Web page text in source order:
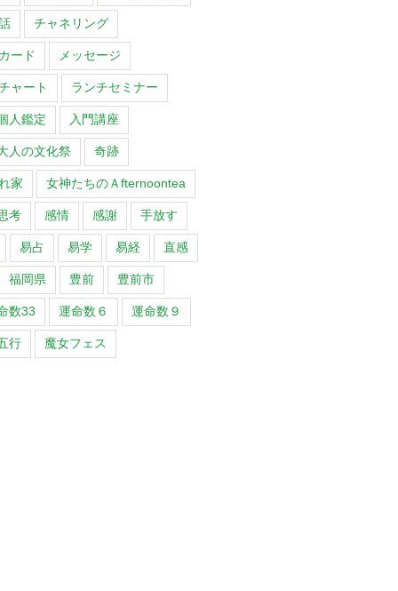
チャネリング
ード メッセージ
ャート ランチセミナー
人鑑定 入門講座
人の文化祭 奇跡
家 女神たちのＡfternoontea
考 感情 感謝 手放す
易占 易学 易経 直感
福岡県 豊前 豊前市
数33 運命数６ 運命数９
行 魔女フェス